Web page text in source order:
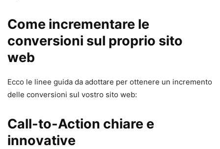
Come incrementare le
conversioni sul proprio sito
web
Ecco le linee guida da adottare per ottenere un incremento
delle conversioni sul vostro sito web:
Call-to-Action chiare e
innovative